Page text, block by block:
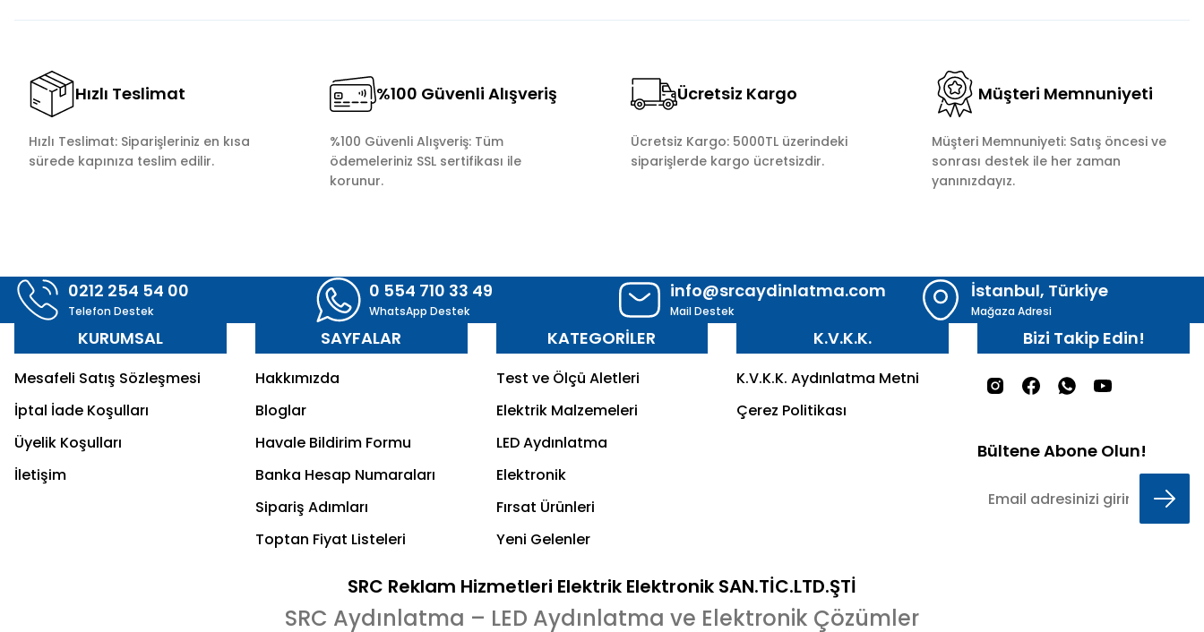
Hızlı Teslimat
Hızlı Teslimat: Siparişleriniz en kısa
sürede kapınıza teslim edilir.
%100 Güvenli Alışveriş
%100 Güvenli Alışveriş: Tüm
ödemeleriniz SSL sertifikası ile
korunur.
Ücretsiz Kargo
Ücretsiz Kargo: 5000TL üzerindeki
siparişlerde kargo ücretsizdir.
Müşteri Memnuniyeti
Müşteri Memnuniyeti: Satış öncesi ve
sonrası destek ile her zaman
yanınızdayız.
0212 254 54 00
Telefon Destek
0 554 710 33 49
WhatsApp Destek
info@srcaydinlatma.com
Mail Destek
İstanbul, Türkiye
Mağaza Adresi
KURUMSAL
Mesafeli Satış Sözleşmesi
İptal İade Koşulları
Üyelik Koşulları
İletişim
SAYFALAR
Hakkımızda
Bloglar
Havale Bildirim Formu
Banka Hesap Numaraları
Sipariş Adımları
Toptan Fiyat Listeleri
KATEGORİLER
Test ve Ölçü Aletleri
Elektrik Malzemeleri
LED Aydınlatma
Elektronik
Fırsat Ürünleri
Yeni Gelenler
K.V.K.K.
K.V.K.K. Aydınlatma Metni
Çerez Politikası
Bizi Takip Edin!
Bültene Abone Olun!
SRC Reklam Hizmetleri Elektrik Elektronik SAN.TİC.LTD.ŞTİ
SRC Aydınlatma – LED Aydınlatma ve Elektronik Çözümler